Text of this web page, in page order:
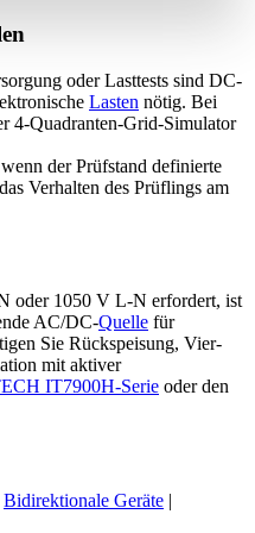
oder Lasttests sind DC-
Lasten nötig. Bei
4-Quadranten-Grid-Simulator
der Prüfstand definierte
Verhalten des Prüflings am
oder 1050 V L-N erfordert, ist
AC/DC-Quelle für
Sie Rückspeisung, Vier-
mit aktiver
IT7900H-Serie oder den
Bidirektionale Geräte |